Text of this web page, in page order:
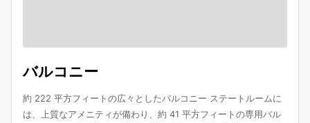
バルコニー
約 222 平方フィートの広々としたバルコニー ステートルームに
は、上質なアメニティが備わり、約 41 平方フィートの専用バル